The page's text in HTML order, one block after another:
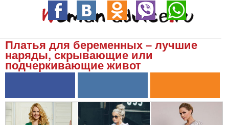
Платья для беременных – лучшие
наряды, скрывающие или
подчеркивающие живот